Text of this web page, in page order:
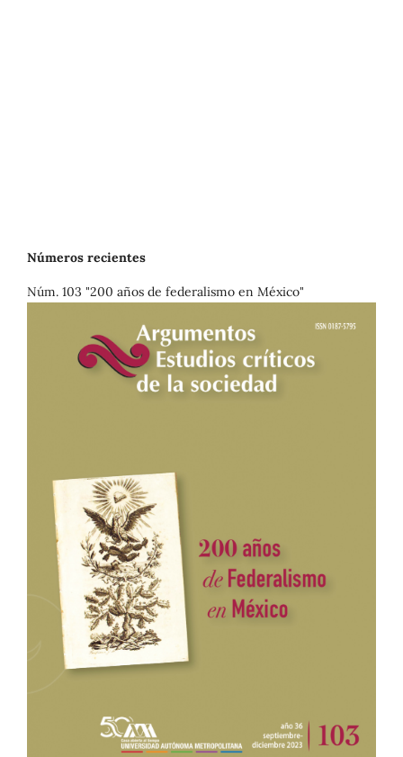
Números recientes
Núm. 103 "200 años de federalismo en México"